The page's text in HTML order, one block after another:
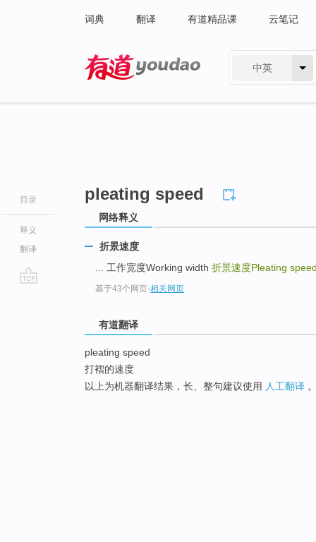
词典 翻译 有道精品课 云笔记
中英
目录
释义
翻译
pleating speed
网络释义
折景速度
... 工作宽度Working width 折景速度Pleating
基于43个网页-相关网页
有道翻译
pleating speed
打褶的速度
以上为机器翻译结果，长、整句建议使用 人工翻译